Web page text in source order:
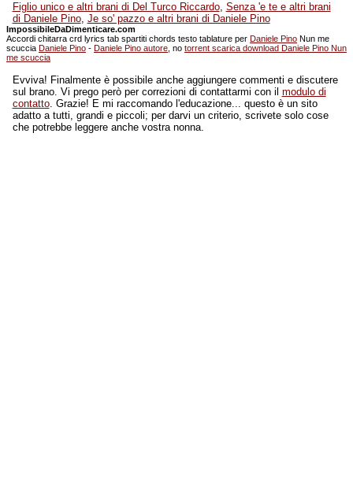
Figlio unico e altri brani di Del Turco Riccardo, Senza 'e te e altri brani
di Daniele Pino, Je so' pazzo e altri brani di Daniele Pino
ImpossibileDaDimenticare.com
Accordi chitarra crd lyrics tab spartiti chords testo tablature per Daniele Pino Nun me
scuccia Daniele Pino - Daniele Pino autore , no torrent scarica download Daniele Pino Nun
me scuccia
Evviva! Finalmente è possibile anche aggiungere commenti e discutere
sul brano. Vi prego però per correzioni di contattarmi con il modulo di
contatto. Grazie! E mi raccomando l'educazione... questo è un sito
adatto a tutti, grandi e piccoli; per darvi un criterio, scrivete solo cose
che potrebbe leggere anche vostra nonna.